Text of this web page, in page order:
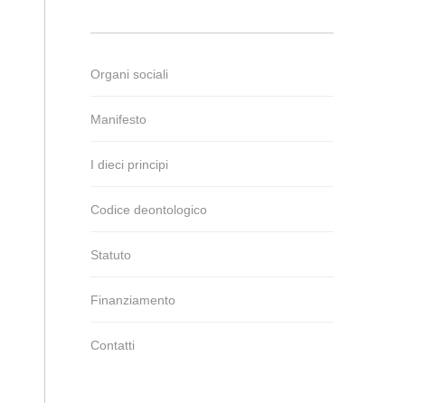
Organi sociali
Manifesto
I dieci principi
Codice deontologico
Statuto
Finanziamento
Contatti